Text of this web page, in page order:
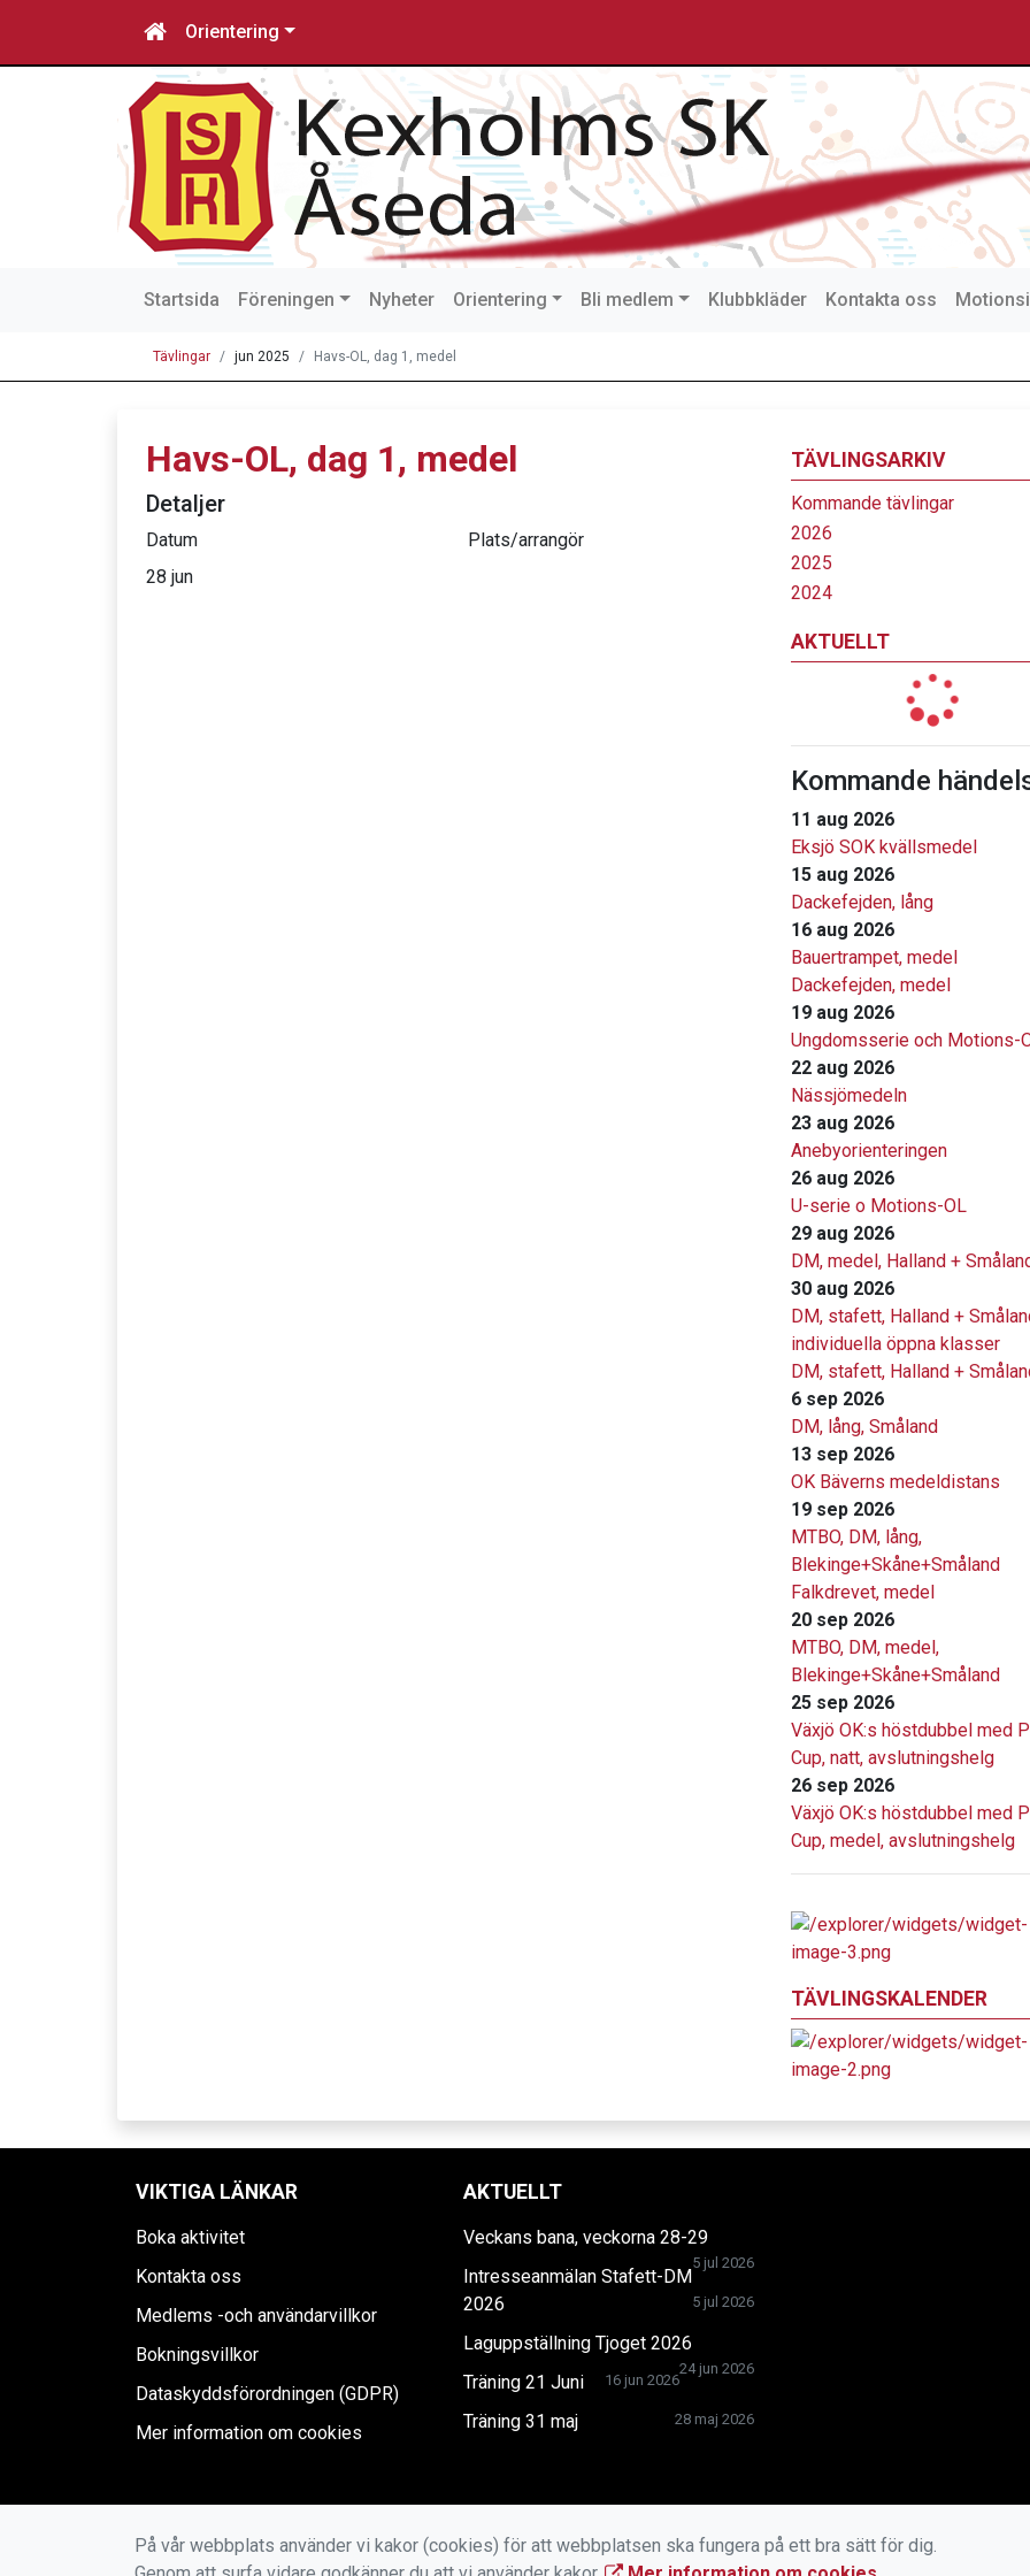
Orientering
Startsida Föreningen Nyheter Orientering Bli medlem Klubbkläder Kontakta oss
Tävlingar jun 2025 Havs-OL, dag 1, medel
TÄVLINGSARKIV
Kommande tävlingar
2026
2025
2024
AKTUELLT
Kommande
11 aug 2026
Eksjö SOK kvällsmedel
15 aug 2026
Dackefejden, lång
16 aug 2026
Bauertrampet, medel
Dackefejden, medel
19 aug 2026
Ungdomsserie och Motions-
22 aug 2026
Nässjömedeln
23 aug 2026
Anebyorienteringen
26 aug 2026
U-serie o Motions-OL
29 aug 2026
DM, medel, Halland +
30 aug 2026
DM, stafett, Halland +
individuella öppna klasser
DM, stafett, Halland +
6 sep 2026
DM, lång, Småland
13 sep 2026
OK Bäverns medeldistans
19 sep 2026
MTBO, DM, lång,
Blekinge+Skåne+Småland
Falkdrevet, medel
20 sep 2026
MTBO, DM, medel,
Blekinge+Skåne+Småland
25 sep 2026
Växjö OK:s höstdubbel med
Cup, natt, avslutningshelg
26 sep 2026
Växjö OK:s höstdubbel med
Cup, medel, avslutningshelg
TÄVLINGSKALENDER
Havs-OL, dag 1, medel
Detaljer
Datum
28 jun
Plats/arrangör
VIKTIGA LÄNKAR
Boka aktivitet
Kontakta oss
Medlems -och användarvillkor
Bokningsvillkor
Dataskyddsförordningen (GDPR)
Mer information om cookies
AKTUELLT
Veckans bana, veckorna 28-29
5 jul 2026
Intresseanmälan Stafett-DM
2026
5 jul 2026
Laguppställning Tjoget 2026
24 jun 2026
Träning 21 Juni 16 jun 2026
Träning 31 maj 28 maj 2026
På vår webbplats använder vi kakor (cookies) för att webbplatsen ska fungera på ett bra sätt för dig.